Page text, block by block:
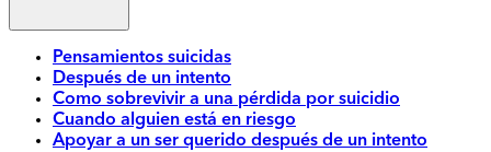
Pensamientos suicidas
Después de un intento
Como sobrevivir a una pérdida por suicidio
Cuando alguien está en riesgo
Apoyar a un ser querido después de un intento